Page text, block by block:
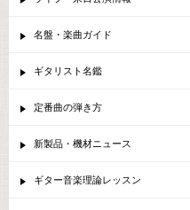
名盤・楽曲ガイド
ギタリスト名鑑
定番曲の弾き方
新製品・機材ニュース
ギター音楽理論レッスン